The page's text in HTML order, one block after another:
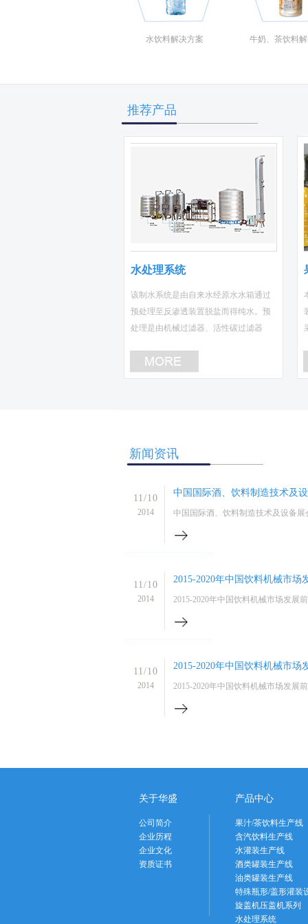
水饮料解决方案 牛奶、茶饮料
推荐产品
水处理系统
该制水系统是由自来水经原水水箱通过
预处理至反渗透装置脱盐而得纯水。预
处理是由机械过滤器、活性碳过滤器
新闻资讯
11/10
2014
中国国际酒、饮料制造技术
中国国际酒、饮料制造技术及设备展
11/10
2014
2015-2020年中国饮料机械
2015-2020年中国饮料机械市场发展
11/10
2014
2015-2020年中国饮料机械
2015-2020年中国饮料机械市场发展
关于华盛
公司简介
企业历程
企业文化
资质证书
产品中心
果汁/茶饮料生产线
含汽饮料生产线
水灌装生产线
酒类罐装生产线
油类罐装生产线
特殊瓶形/盖形灌装
旋盖机压盖机系列
水处理系统